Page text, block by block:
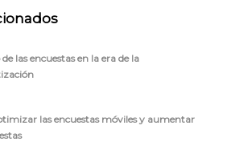
las encuestas en la era de la
las encuestas móviles y aumentar